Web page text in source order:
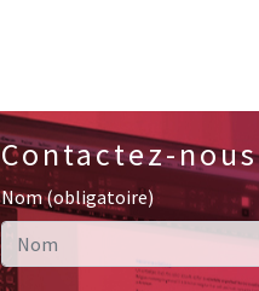
Contactez-nous
Nom (obligatoire)